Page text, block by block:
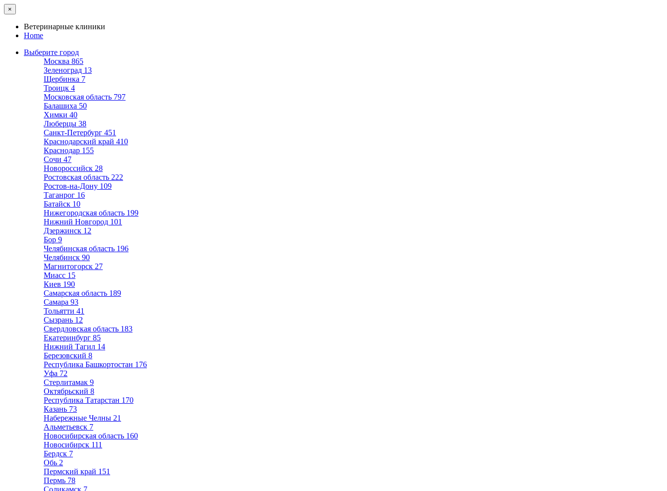
×
Ветеринарные клиники
Home
Выберите город
Москва 865
Зеленоград 13
Щербинка 7
Троицк 4
Московская область 797
Балашиха 50
Химки 40
Люберцы 38
Санкт-Петербург 451
Краснодарский край 410
Краснодар 155
Сочи 47
Новороссийск 28
Ростовская область 222
Ростов-на-Дону 109
Таганрог 16
Батайск 10
Нижегородская область 199
Нижний Новгород 101
Дзержинск 12
Бор 9
Челябинская область 196
Челябинск 90
Магнитогорск 27
Миасс 15
Киев 190
Самарская область 189
Самара 93
Тольятти 41
Сызрань 12
Свердловская область 183
Екатеринбург 85
Нижний Тагил 14
Березовский 8
Республика Башкортостан 176
Уфа 72
Стерлитамак 9
Октябрьский 8
Республика Татарстан 170
Казань 73
Набережные Челны 21
Альметьевск 7
Новосибирская область 160
Новосибирск 111
Бердск 7
Обь 2
Пермский край 151
Пермь 78
Соликамск 7